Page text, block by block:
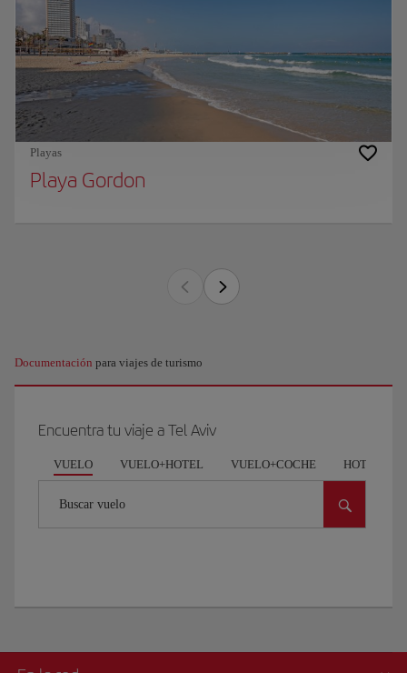
Playas
Playa Gordon
Documentación para viajes de turismo
Encuentra tu viaje a Tel Aviv
VUELO VUELO+HOTEL VUELO+COCHE HOTEL
Buscar vuelo